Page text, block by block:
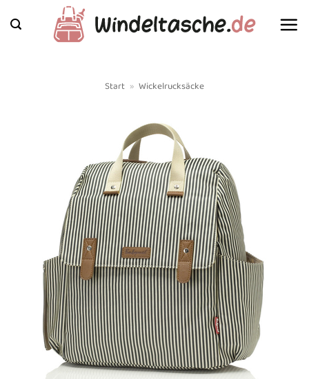
Inhalt
Start » Wickelrucksäcke